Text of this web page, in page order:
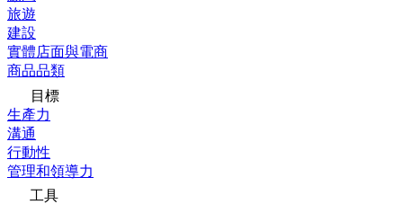
旅遊
建設
實體店面與電商
商品品類
目標
生產力
溝通
行動性
管理和領導力
工具